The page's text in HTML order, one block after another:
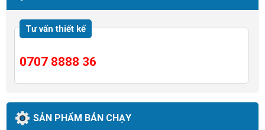
Tư vấn thiết kế
0707 8888 36
SẢN PHẨM BÁN CHẠY